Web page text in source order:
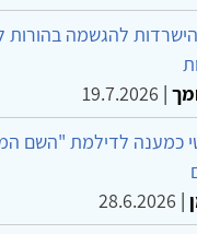
להגשמה בהורות
|
19.7.2026
כמענה לדילמת "השם
|
28.6.2026